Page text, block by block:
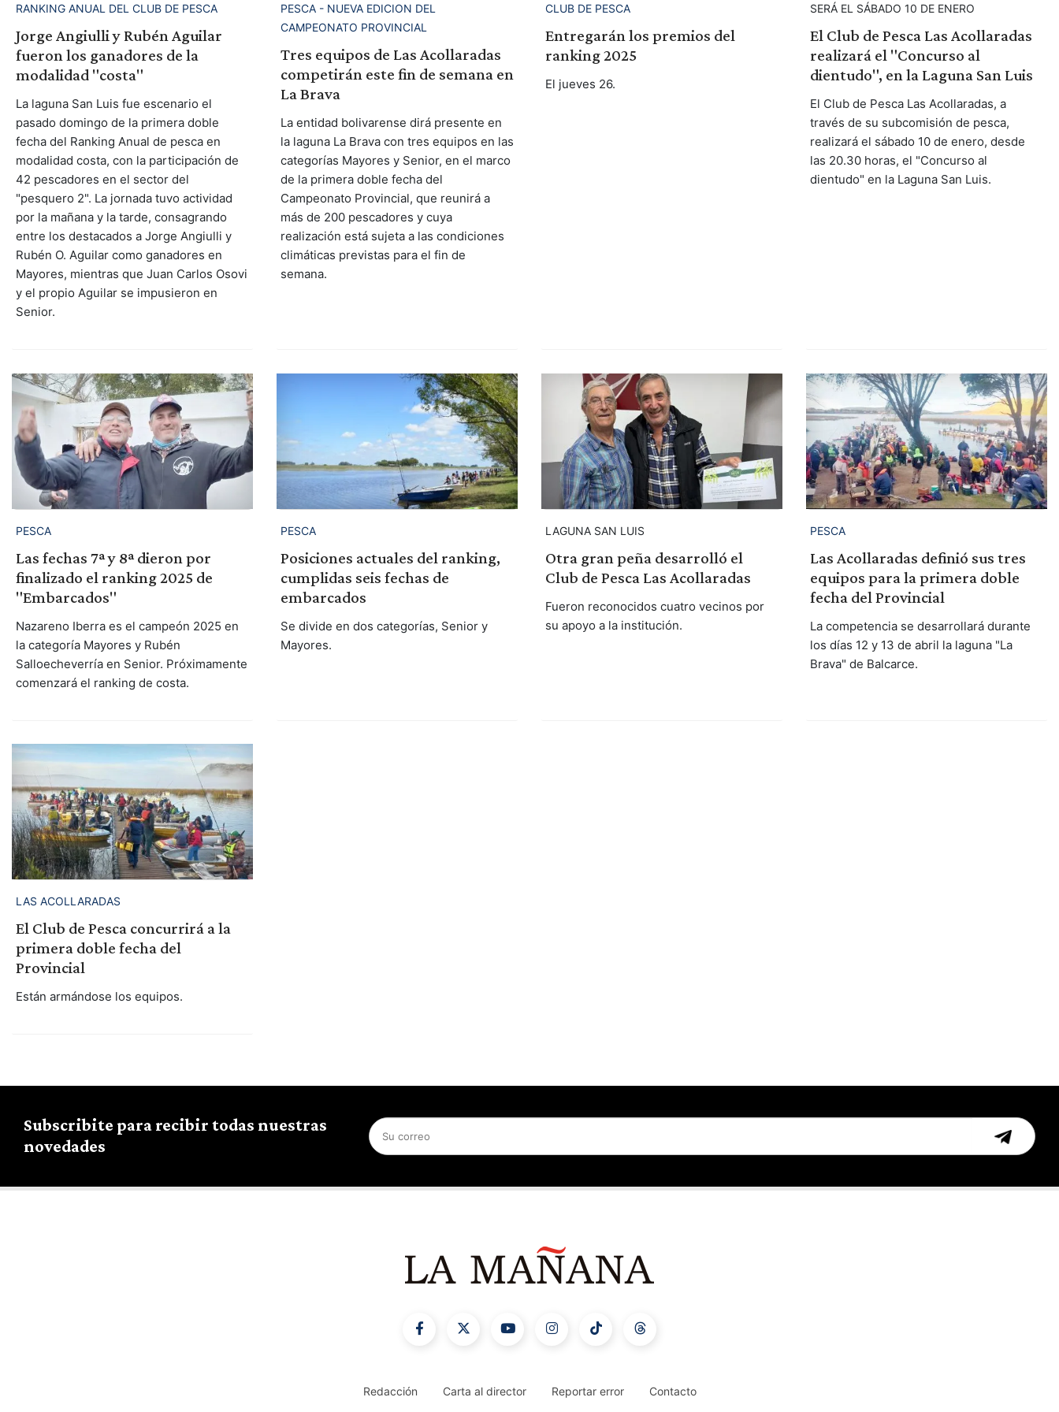
RANKING ANUAL DEL CLUB DE PESCA
Jorge Angiulli y Rubén Aguilar
fueron los ganadores de la
modalidad "costa"
La laguna San Luis fue escenario el
pasado domingo de la primera doble
fecha del Ranking Anual de pesca en
modalidad costa, con la participación de
42 pescadores en el sector del
"pesquero 2". La jornada tuvo actividad
por la mañana y la tarde, consagrando
entre los destacados a Jorge Angiulli y
Rubén O. Aguilar como ganadores en
Mayores, mientras que Juan Carlos Osovi
y el propio Aguilar se impusieron en
Senior.
PESCA - NUEVA EDICION DEL
CAMPEONATO PROVINCIAL
Tres equipos de Las Acollaradas
competirán este fin de semana en
La Brava
La entidad bolivarense dirá presente en
la laguna La Brava con tres equipos en las
categorías Mayores y Senior, en el marco
de la primera doble fecha del
Campeonato Provincial, que reunirá a
más de 200 pescadores y cuya
realización está sujeta a las condiciones
climáticas previstas para el fin de
semana.
CLUB DE PESCA
Entregarán los premios del
ranking 2025
El jueves 26.
SERÁ EL SÁBADO 10 DE ENERO
El Club de Pesca Las Acollaradas
realizará el "Concurso al
dientudo", en la Laguna San Luis
El Club de Pesca Las Acollaradas, a
través de su subcomisión de pesca,
realizará el sábado 10 de enero, desde
las 20.30 horas, el "Concurso al
dientudo" en la Laguna San Luis.
PESCA
Las fechas 7ª y 8ª dieron por
finalizado el ranking 2025 de
"Embarcados"
Nazareno Iberra es el campeón 2025 en
la categoría Mayores y Rubén
Salloecheverría en Senior. Próximamente
comenzará el ranking de costa.
PESCA
Posiciones actuales del ranking,
cumplidas seis fechas de
embarcados
Se divide en dos categorías, Senior y
Mayores.
LAGUNA SAN LUIS
Otra gran peña desarrolló el
Club de Pesca Las Acollaradas
Fueron reconocidos cuatro vecinos por
su apoyo a la institución.
PESCA
Las Acollaradas definió sus tres
equipos para la primera doble
fecha del Provincial
La competencia se desarrollará durante
los días 12 y 13 de abril la laguna "La
Brava" de Balcarce.
LAS ACOLLARADAS
El Club de Pesca concurrirá a la
primera doble fecha del
Provincial
Están armándose los equipos.
Subscribite para recibir todas nuestras
novedades
Redacción Carta al director Reportar error Contacto